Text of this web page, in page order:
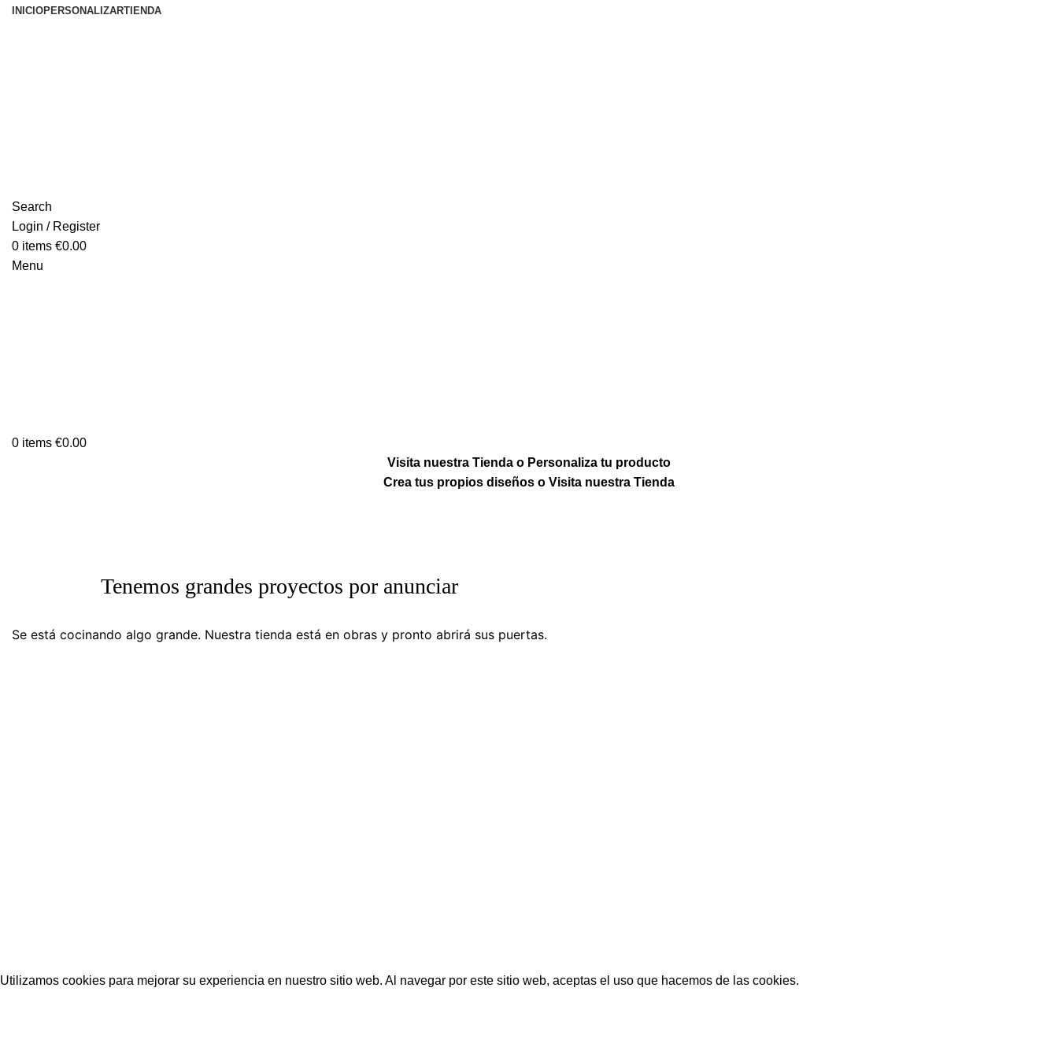
INICIOPERSONALIZARTIENDA
Search
Login / Register
0 items €0.00
Menu
0 items €0.00
Visita nuestra Tienda o Personaliza tu producto
Crea tus propios diseños o Visita nuestra Tienda
Tenemos grandes proyectos por anunciar
Se está cocinando algo grande. Nuestra tienda está en obras y pronto abrirá sus puertas.
Utilizamos cookies para mejorar su experiencia en nuestro sitio web. Al navegar por este sitio web, aceptas el uso que hacemos de las cookies.